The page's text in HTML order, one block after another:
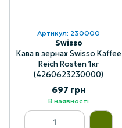
Артикул: 230000
Swisso
Кава в зернах Swisso Kaffee
Reich Rosten 1кг
(4260623230000)
697 грн
В наявності